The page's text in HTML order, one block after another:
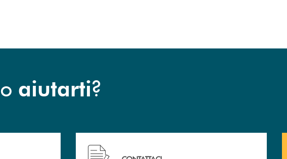
aiutarti?
filiali . Hai bisogno di assistenza immediata? Contattaci !